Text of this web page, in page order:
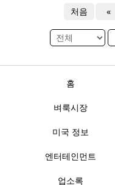
처음 «
홈
벼룩시장
미국 정보
엔터테인먼트
업소록